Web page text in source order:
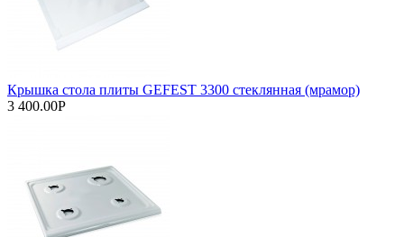
Крышка стола плиты GEFEST 3300 стеклянная (мрамор)
3 400.00Р